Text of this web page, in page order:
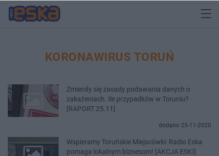
KORONAWIRUS TORUŃ
Zmieniły się zasady podawania danych o
zakażeniach. Ile przypadków w Toruniu?
[RAPORT 25.11]
dodano 25-11-2020
Wspieramy Toruńskie Miejscówki: Radio Eska
pomaga lokalnym biznesom! [AKCJA ESKI]